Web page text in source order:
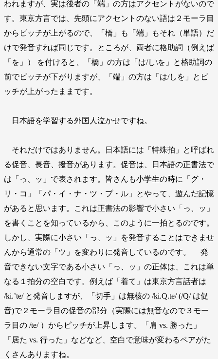
われますが、実は後者の「端」の方はアクセントがないので
す。東京方言では、先頭にアクセントのない語は２モーラ目
からピッチが上がるので、「橋」も「端」もそれ（単語）だ
けで発音すれば同じです。ところが、両者に格助詞（例えば
「を」） を付けると、「橋」の方は「は/し\を」と格助詞の
前でピッチが下がりますが、「端」の方は「は/しを」とピ
ッチが上がったままです。
日本語を学習する外国人泣かせですね。
それだけではありません。日本語には「特殊拍」と呼ばれ
る促音、長音、撥音があります。促音は、日本語の正書法で
は「っ、ッ」で表されます。皆さんも小学生の時に「グ・
リ・コ」「パ・イ・ナ・ツ・プ・ル」とやって、遊んだ記憶
があると思います。これは正書法の影響で小さい「っ、ッ」
を書くことを知っているから、このように一拍とるのです。
しかし、実際に小さい「っ、ッ」を発音することはできませ
んから通常の「ツ」を変わりに発音しているのです。 発
音できない文字である小さい「っ、ッ」の正体は、これは単
なる１拍分の空白です。例えば「着て」は東京方言話者は
/ki.’te/ と発音しますが、「切手」は無核の /ki.Q.te/ (/Q/ は促
音)で２モーラ目の促音の部分（実際には無音なので３モー
ラ目の /te/ ）からピッチが上昇します。「肩 vs. 勝った」
「居た vs. 行った」などなど、空白で意味が変わるペアがた
くさんありますね。